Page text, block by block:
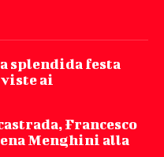
splendida festa
ai
Francesco
Menghini alla